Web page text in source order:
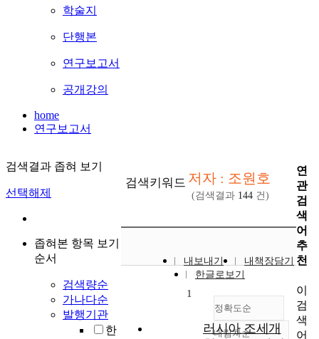
학술지
단행본
연구보고서
공개강의
home
연구보고서
검색결과 좁혀 보기
선택해제
좁혀본 항목 보기
순서
검색량순
가나다순
발행기관
한
검색키워드 저자 : 조원호
(검색결과 144 건)
내보내기
내책장담기
한글로보기
정확도순
내림차순
1
러시아 조세개
연
관
검
색
어
추
천
이
검
색
어